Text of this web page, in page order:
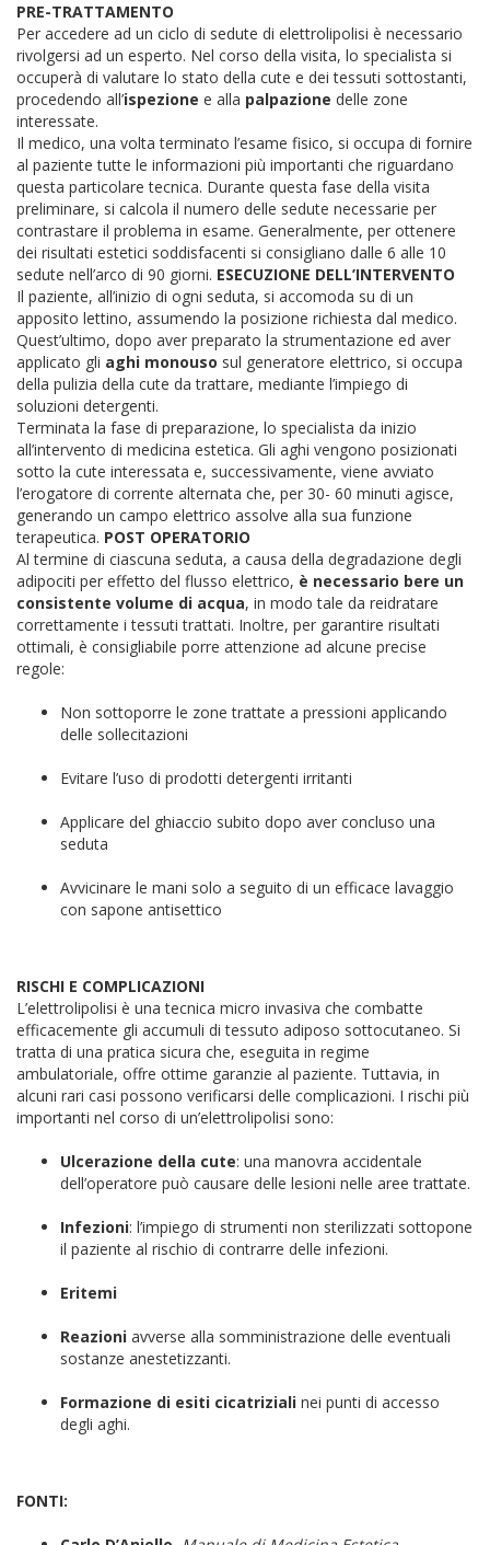
PRE-TRATTAMENTO
Per accedere ad un ciclo di sedute di elettrolipolisi è necessario
rivolgersi ad un esperto. Nel corso della visita, lo specialista si
occuperà di valutare lo stato della cute e dei tessuti sottostanti,
procedendo all’ispezione e alla palpazione delle zone
interessate.
Il medico, una volta terminato l’esame fisico, si occupa di fornire
al paziente tutte le informazioni più importanti che riguardano
questa particolare tecnica. Durante questa fase della visita
preliminare, si calcola il numero delle sedute necessarie per
contrastare il problema in esame. Generalmente, per ottenere
dei risultati estetici soddisfacenti si consigliano dalle 6 alle 10
sedute nell’arco di 90 giorni. ESECUZIONE DELL’INTERVENTO
Il paziente, all’inizio di ogni seduta, si accomoda su di un
apposito lettino, assumendo la posizione richiesta dal medico.
Quest’ultimo, dopo aver preparato la strumentazione ed aver
applicato gli aghi monouso sul generatore elettrico, si occupa
della pulizia della cute da trattare, mediante l’impiego di
soluzioni detergenti.
Terminata la fase di preparazione, lo specialista da inizio
all’intervento di medicina estetica. Gli aghi vengono posizionati
sotto la cute interessata e, successivamente, viene avviato
l’erogatore di corrente alternata che, per 30- 60 minuti agisce,
generando un campo elettrico assolve alla sua funzione
terapeutica. POST OPERATORIO
Al termine di ciascuna seduta, a causa della degradazione degli
adipociti per effetto del flusso elettrico, è necessario bere un
consistente volume di acqua, in modo tale da reidratare
correttamente i tessuti trattati. Inoltre, per garantire risultati
ottimali, è consigliabile porre attenzione ad alcune precise
regole:
Non sottoporre le zone trattate a pressioni applicando
delle sollecitazioni
Evitare l’uso di prodotti detergenti irritanti
Applicare del ghiaccio subito dopo aver concluso una
seduta
Avvicinare le mani solo a seguito di un efficace lavaggio
con sapone antisettico
RISCHI E COMPLICAZIONI
L’elettrolipolisi è una tecnica micro invasiva che combatte
efficacemente gli accumuli di tessuto adiposo sottocutaneo. Si
tratta di una pratica sicura che, eseguita in regime
ambulatoriale, offre ottime garanzie al paziente. Tuttavia, in
alcuni rari casi possono verificarsi delle complicazioni. I rischi più
importanti nel corso di un’elettrolipolisi sono:
Ulcerazione della cute: una manovra accidentale
dell’operatore può causare delle lesioni nelle aree trattate.
Infezioni: l’impiego di strumenti non sterilizzati sottopone
il paziente al rischio di contrarre delle infezioni.
Eritemi
Reazioni avverse alla somministrazione delle eventuali
sostanze anestetizzanti.
Formazione di esiti cicatriziali nei punti di accesso
degli aghi.
FONTI: